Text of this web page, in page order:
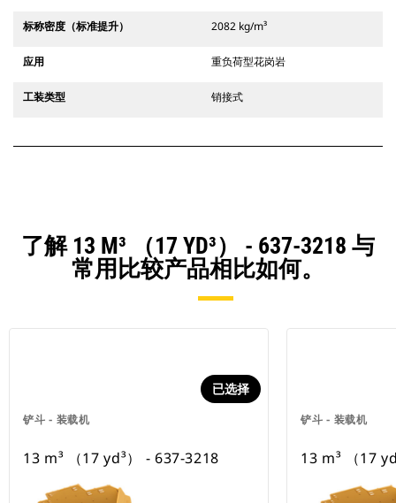
标称密度（标准提升） 2082 kg/m³
应用 重负荷型花岗岩
工装类型 销接式
了解 13 M³ （17 YD³） - 637-3218 与
常用比较产品相比如何。
铲斗 - 装载机
已选择
13 m³ （17 yd³） - 637-3218
铲斗 - 装载机
13 m³ （17